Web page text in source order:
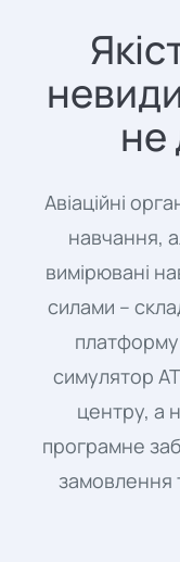
не
Авіаційні
навчання,
вимірювані
силами –
платформу
симулятор
центру, а
програмне
замовлення